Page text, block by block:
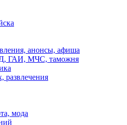
анонсы, афиша
ГАИ, МЧС, таможня
развлечения
мода